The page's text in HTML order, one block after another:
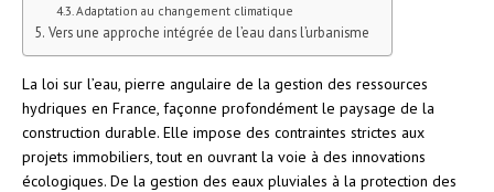
Adaptation au changement climatique
Vers une approche intégrée de l’eau dans l’urbanisme
La loi sur l’eau, pierre angulaire de la gestion des ressources
hydriques en France, façonne profondément le paysage de la
construction durable. Elle impose des contraintes strictes aux
projets immobiliers, tout en ouvrant la voie à des innovations
écologiques. De la gestion des eaux pluviales à la protection des